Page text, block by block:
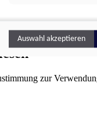
zur
Auswahl akzeptieren